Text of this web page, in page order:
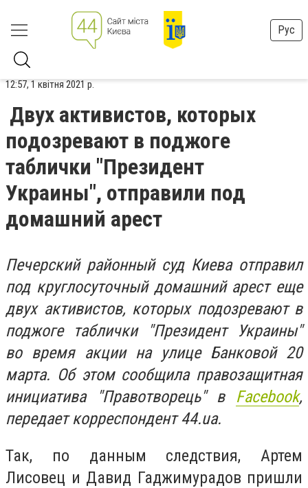
Рус
12:57, 1 квітня 2021 р.
Двух активистов, которых
подозревают в поджоге
таблички "Президент
Украины", отправили под
домашний арест
Печерский районный суд Киева отправил
под круглосуточный домашний арест еще
двух активистов, которых подозревают в
поджоге таблички "Президент Украины"
во время акции на улице Банковой 20
марта. Об этом сообщила правозащитная
инициатива "Правотворець" в Facebook,
передает корреспондент 44.ua.
Так, по данным следствия, Артем
Лисовец и Давид Гаджимурадов пришли